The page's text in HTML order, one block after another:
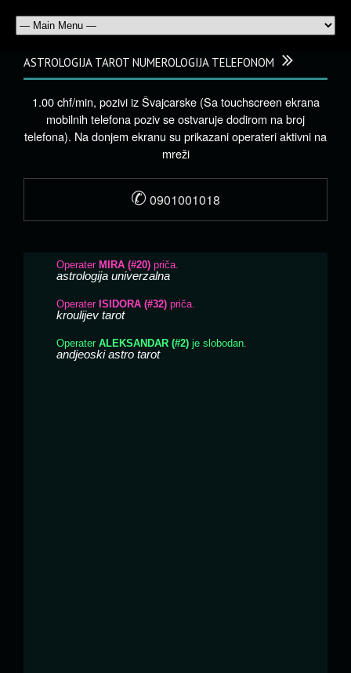
ASTROLOGIJA TAROT NUMEROLOGIJA TELEFONOM
1.00 chf/min, pozivi iz Švajcarske (Sa touchscreen ekrana
mobilnih telefona poziv se ostvaruje dodirom na broj
telefona). Na donjem ekranu su prikazani operateri aktivni na
mreži
✆ 0901001018